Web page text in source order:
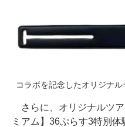
コラボを記念したオリジナ
さらに、オリジナルツ
ミアム】36ぷらす3特別